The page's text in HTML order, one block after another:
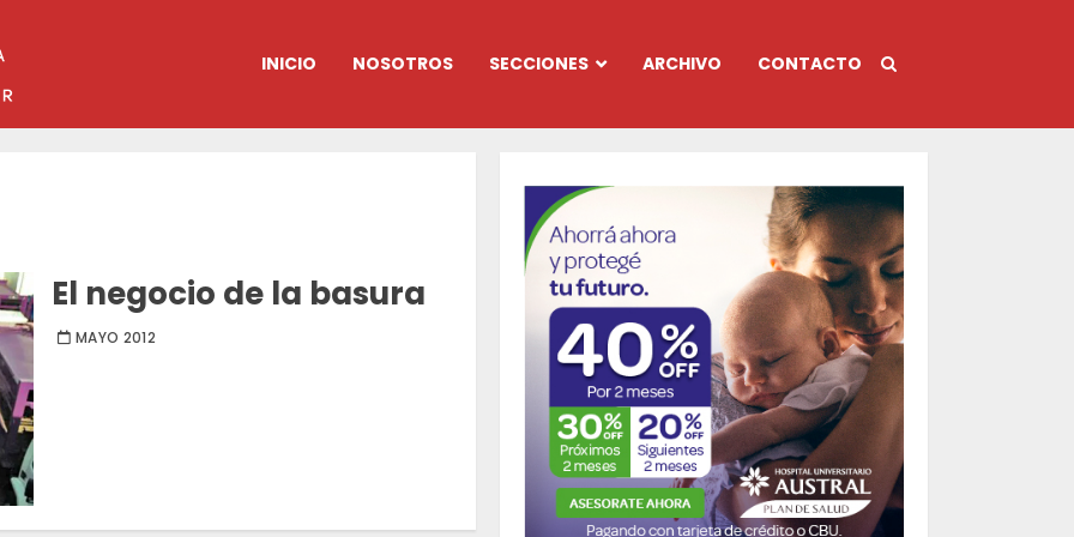
INICIO NOSOTROS SECCIONES ARCHIVO CONTACTO
El negocio de la basura
MAYO 2012